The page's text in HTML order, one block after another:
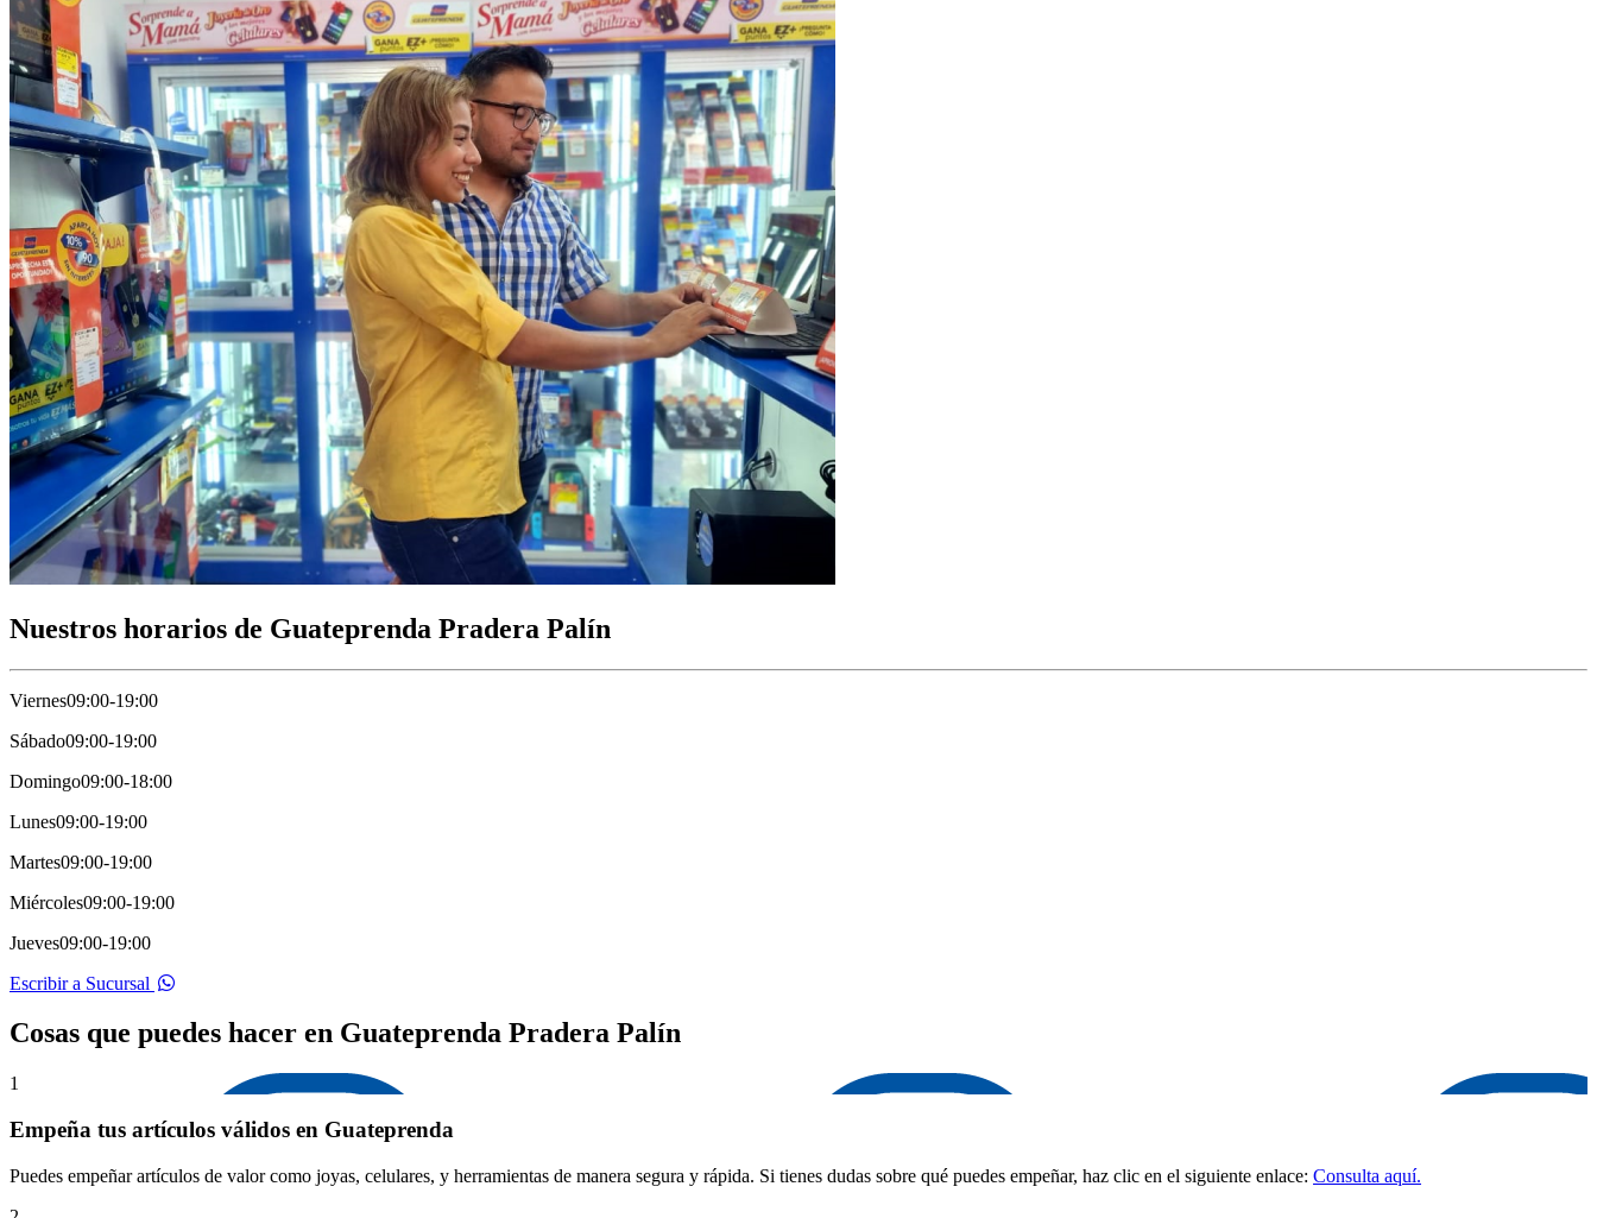
Nuestros horarios de Guateprenda Pradera Palín
Viernes09:00-19:00
Sábado09:00-19:00
Domingo09:00-18:00
Lunes09:00-19:00
Martes09:00-19:00
Miércoles09:00-19:00
Jueves09:00-19:00
Escribir a Sucursal
Cosas que puedes hacer en Guateprenda Pradera Palín
1
Empeña tus artículos válidos en Guateprenda
Puedes empeñar artículos de valor como joyas, celulares, y herramientas de manera segura y rápida. Si tienes dudas sobre qué puedes empeñar, haz clic en el siguiente enlace: Consulta aquí.